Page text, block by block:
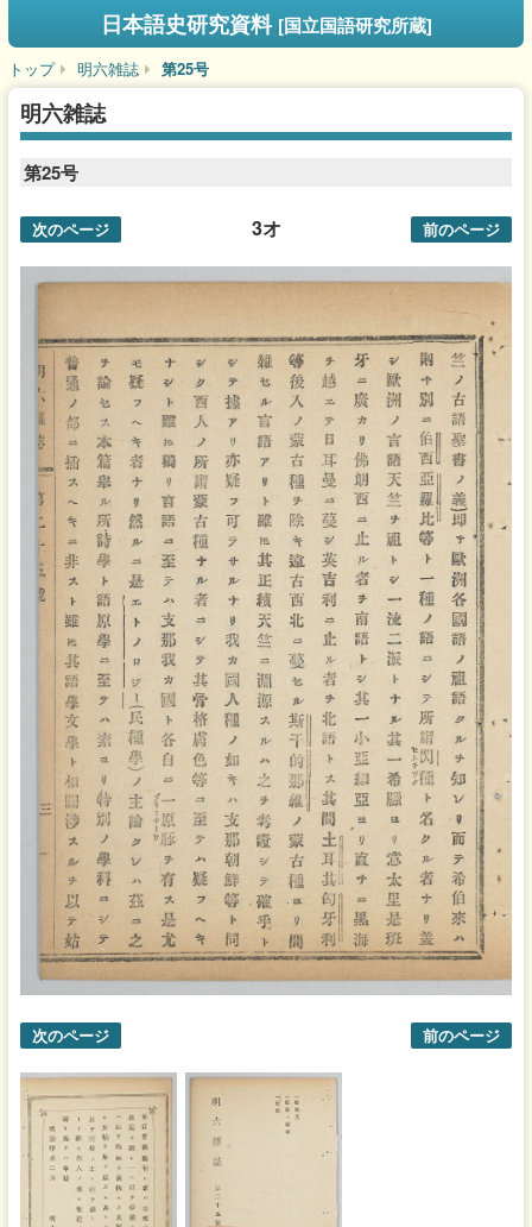
日本語史研究資料 [国立国語研究所蔵]
トップ 明六雑誌 第25号
明六雑誌
第25号
3オ
次のページ 前のページ
次のページ 前のページ